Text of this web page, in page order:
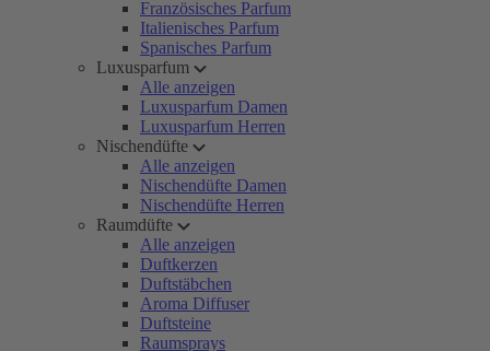
Französisches Parfum
Italienisches Parfum
Spanisches Parfum
Luxusparfum
Alle anzeigen
Luxusparfum Damen
Luxusparfum Herren
Nischendüfte
Alle anzeigen
Nischendüfte Damen
Nischendüfte Herren
Raumdüfte
Alle anzeigen
Duftkerzen
Duftstäbchen
Aroma Diffuser
Duftsteine
Raumsprays